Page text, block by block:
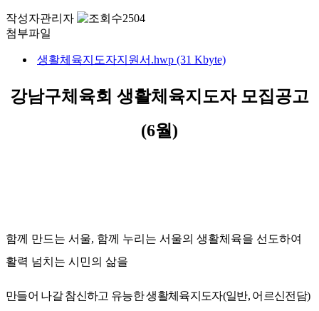
작성자관리자
2504
첨부파일
생활체육지도자지원서.hwp (31 Kbyte)
강남구체육회 생활체육지도자 모집공고
(6월)
함께 만드는 서울, 함께 누리는 서울의 생활체육을 선도하여
활력 넘치는 시민의 삶을
만들어 나갈 참신하고 유능한 생활체육지도자(일반, 어르신전담)